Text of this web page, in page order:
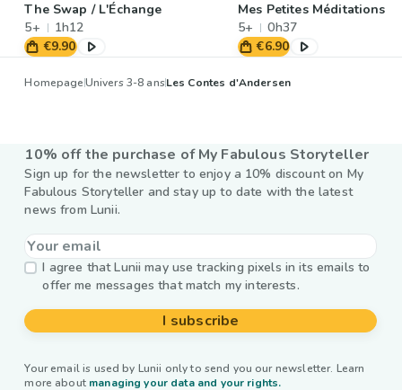
The Swap / L'Échange
5+
1h12
€9.90
Mes Petites Méditations
5+
0h37
€6.90
HomepageUnivers 3-8 ansLes Contes d'Andersen
10% off the purchase of My Fabulous Storyteller
Sign up for the newsletter to enjoy a 10% discount on My
Fabulous Storyteller and stay up to date with the latest
news from Lunii.
I agree that Lunii may use tracking pixels in its emails to
offer me messages that match my interests.
I subscribe
Your email is used by Lunii only to send you our newsletter. Learn
more about managing your data and your rights.